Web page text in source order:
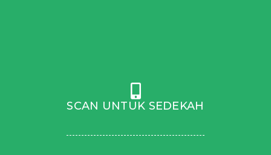
SCAN UNTUK SEDEKAH